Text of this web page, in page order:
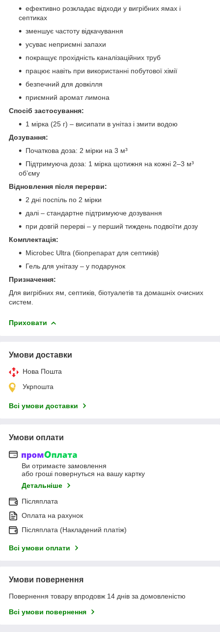
ефективно розкладає відходи у вигрібних ямах і
септиках
зменшує частоту відкачування
усуває неприємні запахи
покращує прохідність каналізаційних труб
працює навіть при використанні побутової хімії
безпечний для довкілля
приємний аромат лимона
Спосіб застосування:
1 мірка (25 г) – висипати в унітаз і змити водою
Дозування:
Початкова доза: 2 мірки на 3 м³
Підтримуюча доза: 1 мірка щотижня на кожні 2–3 м³
об’єму
Відновлення після перерви:
2 дні поспіль по 2 мірки
далі – стандартне підтримуюче дозування
при довгій перерві – у перший тиждень подвоїти дозу
Комплектація:
Microbec Ultra (біопрепарат для септиків)
Гель для унітазу – у подарунок
Призначення:
Для вигрібних ям, септиків, біотуалетів та домашніх очисних
систем.
Приховати
Умови доставки
Нова Пошта
Укрпошта
Всі умови доставки
Умови оплати
Ви отримаєте замовлення
або гроші повернуться на вашу картку
Детальніше
Післяплата
Оплата на рахунок
Післяплата (Накладений платіж)
Всі умови оплати
Умови повернення
Повернення товару впродовж 14 днів за домовленістю
Всі умови повернення